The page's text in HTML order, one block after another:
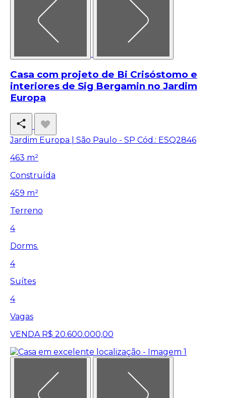
Casa com projeto de Bi Crisóstomo e
interiores de Sig Bergamin no Jardim
Europa
Jardim Europa | São Paulo - SP Cód.: ESQ2846
463 m²
Construída
459 m²
Terreno
4
Dorms.
4
Suítes
4
Vagas
VENDA R$ 20.600.000,00